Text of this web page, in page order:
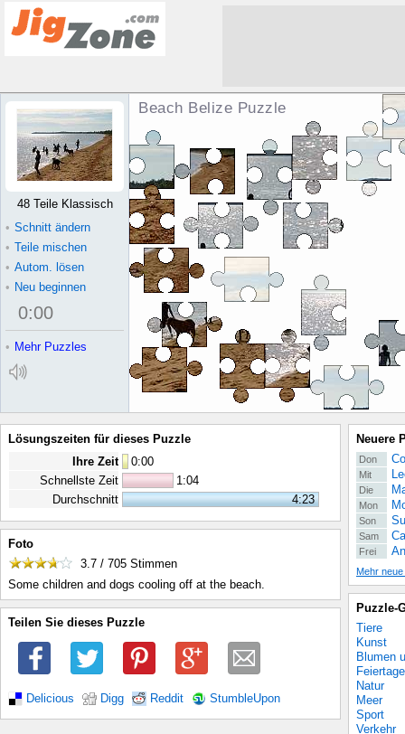
Beach Belize Puzzle
48 Teile Klassisch
• Schnitt ändern
• Teile mischen
• Autom. lösen
• Neu beginnen
0:00
• Mehr Puzzles
Lösungszeiten für dieses Puzzle
Ihre Zeit
0:00
Schnellste Zeit
1:04
Durchschnitt
4:23
Foto
3.7 / 705 Stimmen
Some children and dogs cooling off at the beach.
Teilen Sie dieses Puzzle
Delicious Digg Reddit StumbleUpon
Neuere
Don
Mit
Die
Mon
Son
Sam
Frei
Mehr
Puzzle-
Tiere
Kunst
Blumen
Feiertage
Natur
Meer
Sport
Verkehr